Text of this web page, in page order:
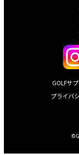
GOLFサ
プライバ